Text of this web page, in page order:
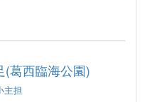
葛西臨海公園)
主担